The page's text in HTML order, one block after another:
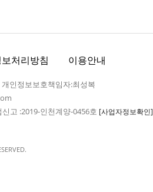
처리방침 이용안내
인정보보호책임자:최성복
고 :2019-인천계양-0456호 [사업자정보확인]